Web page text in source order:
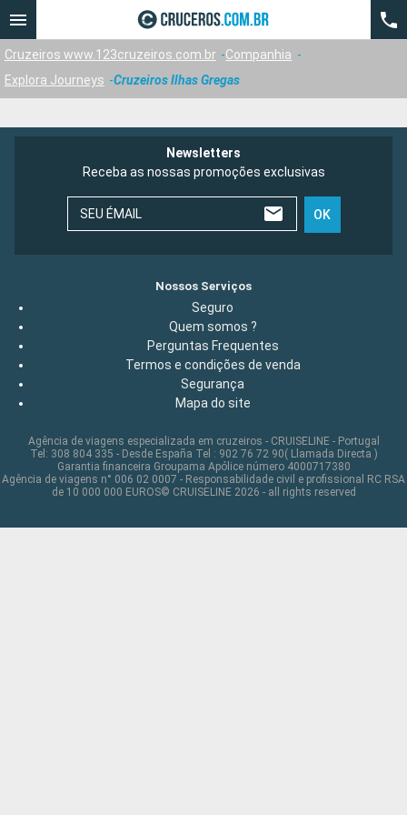
Cruzeiros www.123cruzeiros.com.br
Companhia
Explora Journeys
Cruzeiros Ilhas Gregas
Newsletters
Receba as nossas promoções exclusivas
SEU ÉMAIL OK
Nossos Serviços
Seguro
Quem somos ?
Perguntas Frequentes
Termos e condições de venda
Segurança
Mapa do site
Agência de viagens especializada em cruzeiros - CRUISELINE - Portugal
Tel: 308 804 335 - Desde España Tel : 902 76 72 90( Llamada Directa )
Garantia financeira Groupama Apólice número 4000717380
Agência de viagens n° 006 02 0007 - Responsabilidade civil e profissional RC RSA
de 10 000 000 EUROS© CRUISELINE 2026 - all rights reserved